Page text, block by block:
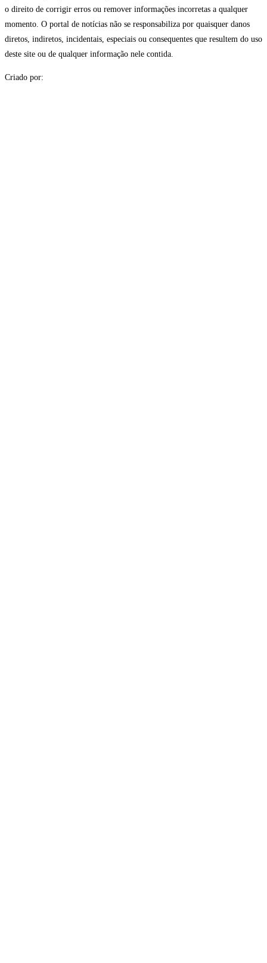
o direito de corrigir erros ou remover informações incorretas a qualquer
momento. O portal de notícias não se responsabiliza por quaisquer danos
diretos, indiretos, incidentais, especiais ou consequentes que resultem do uso
deste site ou de qualquer informação nele contida.
Criado por: